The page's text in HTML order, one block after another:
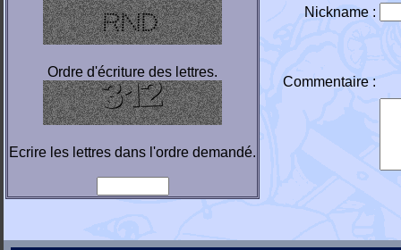
Ordre d'écriture des lettres.
Ecrire les lettres dans l'ordre demandé.
Nickname :
Commentaire :